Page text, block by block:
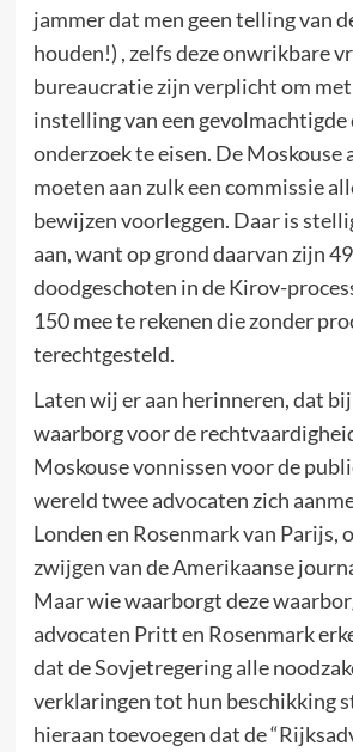
jammer dat men geen telling van
houden!) , zelfs deze onwrikbare
bureaucratie zijn verplicht om met
instelling van een gevolmachtigde
onderzoek te eisen. De
moeten aan zulk een commissie
bewijzen voorleggen. Daar is
aan, want op grond daarvan zijn
doodgeschoten in de Kirov-
150 mee te rekenen die zonder
terechtgesteld.
Laten wij er aan herinneren, dat
waarborg voor de
Moskouse vonnissen voor de
wereld twee advocaten zich
Londen en Rosenmark van Parijs,
zwijgen van de Amerikaanse
Maar wie waarborgt deze
advocaten Pritt en Rosenmark
dat de Sovjetregering alle
verklaringen tot hun beschikking
hieraan toevoegen dat de